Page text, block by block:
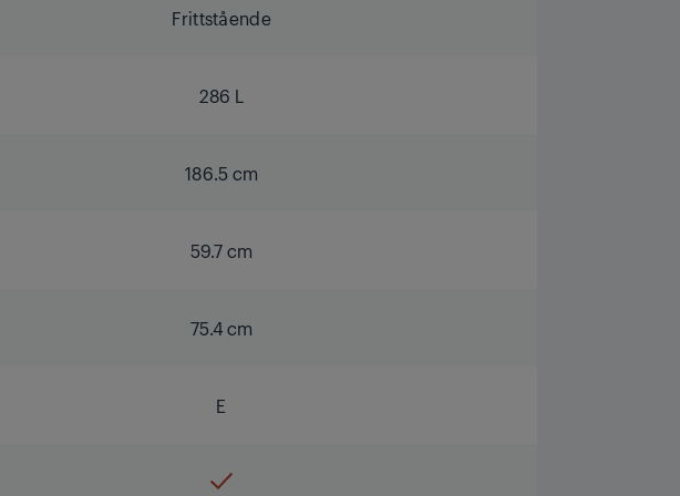
Frittstående
286 L
186.5 cm
59.7 cm
75.4 cm
E